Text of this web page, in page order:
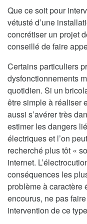
Que ce soit pour
vétusté d’une
concrétiser un projet
conseillé de faire
Certains particuliers
dysfonctionnements
quotidien. Si un
être simple à réaliser
aussi s’avérer très
estimer les dangers
électriques et l’on
recherché plus tôt «
internet.
conséquences les
problème à caractère
encourus, ne pas
intervention de ce